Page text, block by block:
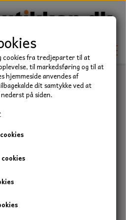
LEJER
PARK
TIL PLÆNEKLIPPER OG
6000 Serie
cookies fra tredjeparter til at
til markedsføring og til at
hjemmeside anvendes af
dit samtykke ved at
på siden.